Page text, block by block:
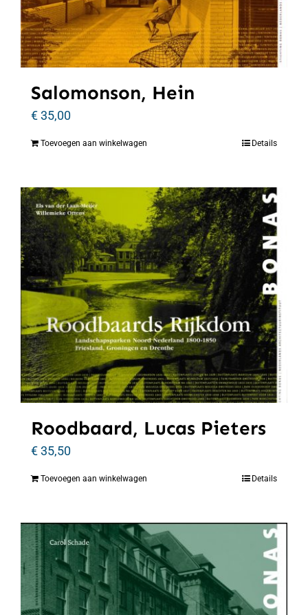
Salomonson, Hein
€35,00
Toevoegen aan winkelwagen Details
Roodbaard, Lucas Pieters
€35,50
Toevoegen aan winkelwagen Details